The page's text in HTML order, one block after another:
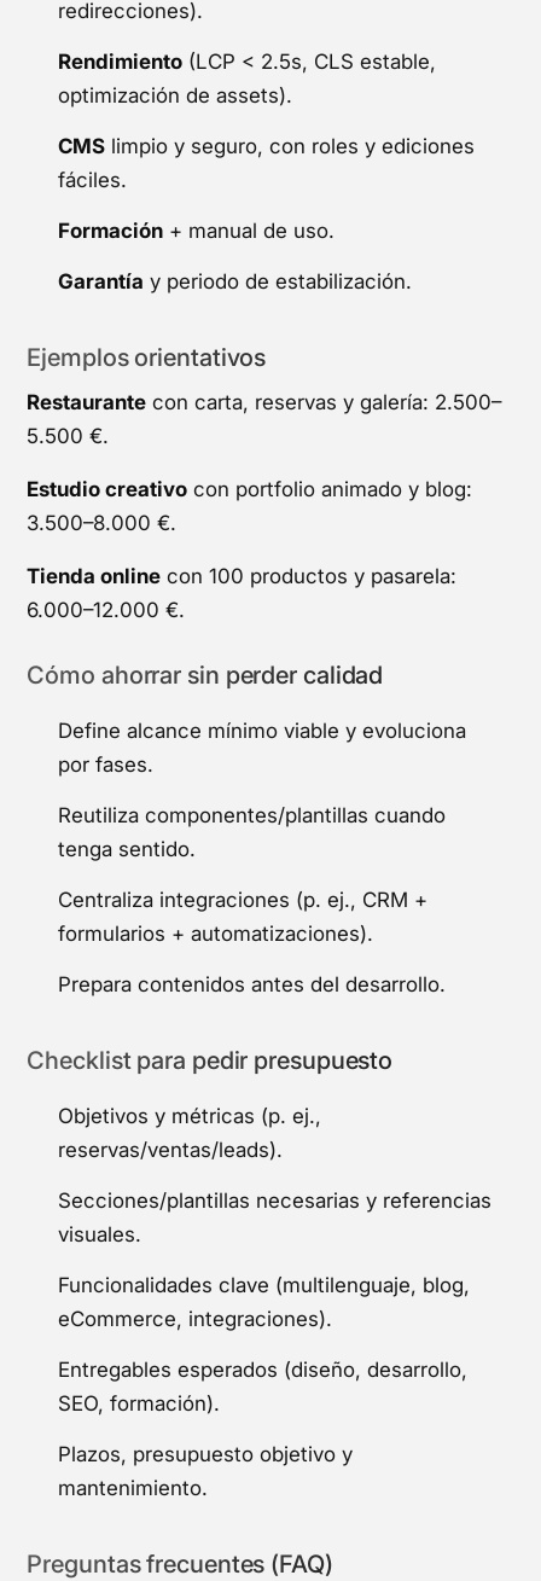
redirecciones).
Rendimiento (LCP < 2.5s, CLS estable,
optimización de assets).
CMS limpio y seguro, con roles y ediciones
fáciles.
Formación + manual de uso.
Garantía y periodo de estabilización.
Ejemplos orientativos
Restaurante con carta, reservas y galería: 2.500–
5.500 €.
Estudio creativo con portfolio animado y blog:
3.500–8.000 €.
Tienda online con 100 productos y pasarela:
6.000–12.000 €.
Cómo ahorrar sin perder calidad
Define alcance mínimo viable y evoluciona
por fases.
Reutiliza componentes/plantillas cuando
tenga sentido.
Centraliza integraciones (p. ej., CRM +
formularios + automatizaciones).
Prepara contenidos antes del desarrollo.
Checklist para pedir presupuesto
Objetivos y métricas (p. ej.,
reservas/ventas/leads).
Secciones/plantillas necesarias y referencias
visuales.
Funcionalidades clave (multilenguaje, blog,
eCommerce, integraciones).
Entregables esperados (diseño, desarrollo,
SEO, formación).
Plazos, presupuesto objetivo y
mantenimiento.
Preguntas frecuentes (FAQ)